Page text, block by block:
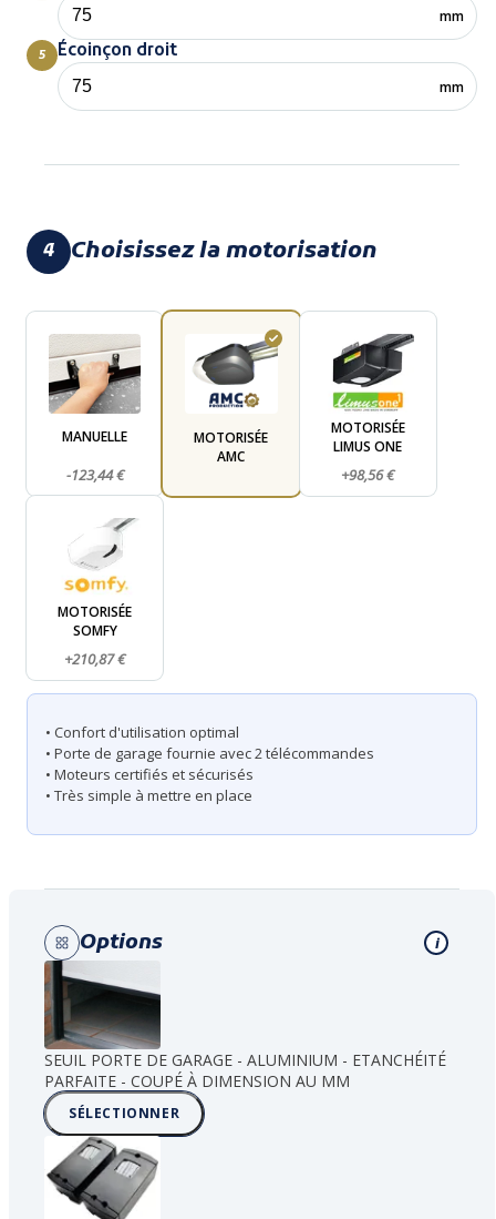
mm
5 Écoinçon droit
mm
4 Choisissez la motorisation
MANUELLE
-123,44 €
MOTORISÉE
AMC
MOTORISÉE
LIMUS ONE
+98,56 €
MOTORISÉE
SOMFY
+210,87 €
• Confort d'utilisation optimal
• Porte de garage fournie avec 2 télécommandes
• Moteurs certifiés et sécurisés
• Très simple à mettre en place
Options i
SEUIL PORTE DE GARAGE - ALUMINIUM - ETANCHÉITÉ
PARFAITE - COUPÉ À DIMENSION AU MM
SÉLECTIONNER